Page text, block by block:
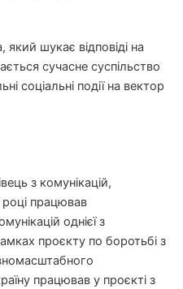
шукає відповіді на
сучасне суспільство
соціальні події на вектор
з комунікацій,
році працював
однієї з
проєкту по боротьбі з
працював у проєкті з